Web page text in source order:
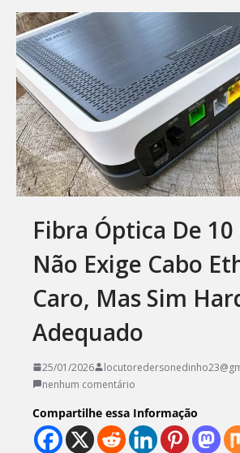
Fibra Óptica De 10
Não Exige Cabo
Caro, Mas Sim
Adequado
25/01/2026
nenhum comentário
Compartilhe essa Informação